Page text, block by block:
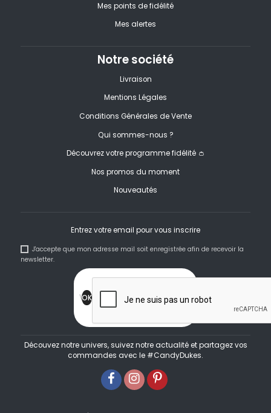
Mes points de fidélité
Mes alertes
Notre société
Livraison
Mentions Légales
Conditions Générales de Vente
Qui sommes-nous ?
Découvrez votre programme fidélité 👛
Nos promos du moment
Nouveautés
Entrez votre email pour vous inscrire
J'accepte que mon adresse mail soit enregistrée afin de recevoir la
newsletter.
Découvez notre univers, suivez notre actualité et partagez vos
commandes avec le #CandyDukes.